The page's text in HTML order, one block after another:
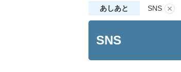
あしあと SNS
SNS